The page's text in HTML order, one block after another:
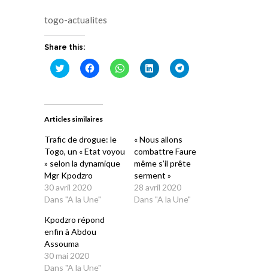
togo-actualites
Share this:
Cliquez
pour
dans
nouvelle
Cliquez
pour
dans
nouvelle
Cliquez
pour
Cliquez
pour
Cliquez
pour
Articles similaires
Trafic de drogue: le
Togo, un « Etat voyou
» selon la dynamique
Mgr Kpodzro
30 avril 2020
Dans "A la Une"
« Nous allons
combattre Faure
même s’il prête
serment »
28 avril 2020
Dans "A la Une"
Kpodzro répond
enfin à Abdou
Assouma
30 mai 2020
Dans "A la Une"